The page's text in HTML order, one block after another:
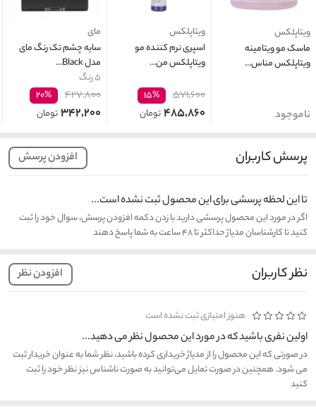
ویتاپلکس
ماسک مو ویتامینه
ویتاپلکس مناس...
ناموجود
ویتاپلکس
اسپری نرم کننده مو
ویتاپلکس من...
۵۷۱,۶۰۰ ۱۵%
۴۸۵,۸۶۰تومان
مای
سایه چشم تک رنگ مای
مدل Black...
۵ رنگ
۴۲۷,۸۰۰ ۲۰%
۳۴۲,۲۰۰تومان
پرسش کاربران افزودن پرسش
تا این لحظه پرسشی برای این محصول ثبت نشده است...
اگر در مورد این محصول پرسشی دارید با زدن دکمه افزودن پرسش، سوال خود را ثبت
کنید تا کارشناسان مدیاژ حداکثر تا ۴۸ ساعت به شما پاسخ دهند
نظر کاربران افزودن نظر
هنوز امتیازی ثبت نشده است
اولین نفری باشید که در مورد این محصول نظر می دهید...
در صورتی که این محصول را از مدیاژ خریداری کرده باشید، نظر شما به عنوان خریدار ثبت
می شود. همچنین در صورت تمایل می‌توانید به صورت ناشناس نیز نظر خود را ثبت
کنید